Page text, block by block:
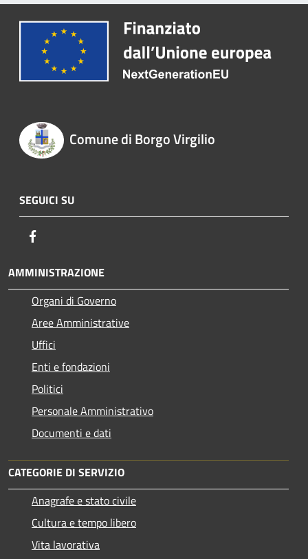
Comune di Borgo Virgilio
SEGUICI SU
AMMINISTRAZIONE
Organi di Governo
Aree Amministrative
Uffici
Enti e fondazioni
Politici
Personale Amministrativo
Documenti e dati
CATEGORIE DI SERVIZIO
Anagrafe e stato civile
Cultura e tempo libero
Vita lavorativa